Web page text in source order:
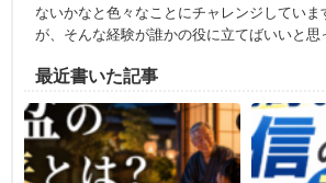
ないかなと色々なことにチャレンジしていま
が、そんな経験が誰かの役に立てばいいと思
最近書いた記事